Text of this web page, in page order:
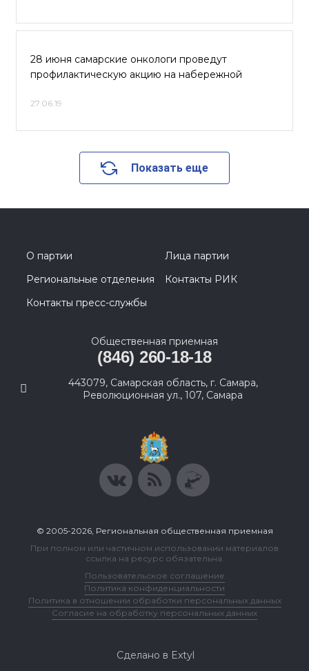
28 июня самарские онкологи проведут
профилактическую акцию на набережной
27.06.19
Показать еще
О партии
Лица партии
Региональные отделения
Контакты РИК
Контакты пресс-службы
Общественная приемная
(846) 260-18-18
443079, Самарская область, г. Самара,
Революционная ул., 107, Самара
© 2005-2026, Региональная общественная приемная
При полном или частичном использовании материалов
ссылка на ресурс обязательна.
Пользовательское соглашение
Политика конфиденциальности
Политика в отношении обработки персональных данных
Согласие на обработку персональных данных
Сделано в Extyl